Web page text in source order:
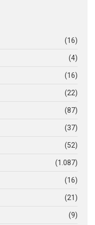
(16)
(4)
(16)
(22)
(87)
(37)
(52)
(1.087)
(16)
(21)
(9)